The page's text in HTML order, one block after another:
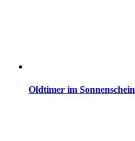
Oldtimer im Sonnenschein